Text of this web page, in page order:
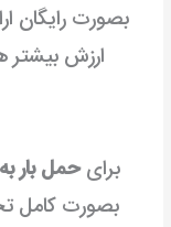
بصورت رایگان
ارزش بیشتر
برایحمل بار
بصورت کامل